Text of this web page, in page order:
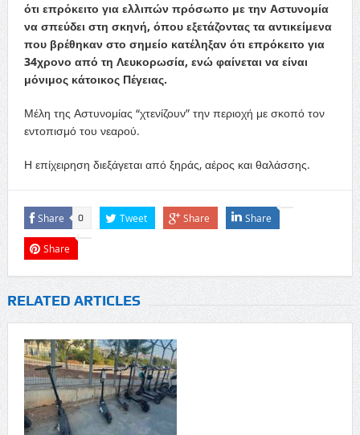
ότι επρόκειτο για ελλιπών πρόσωπο με την Αστυνομία
να σπεύδει στη σκηνή, όπου εξετάζοντας τα αντικείμενα
που βρέθηκαν στο σημείο κατέληξαν ότι επρόκειτο για
34χρονο από τη Λευκορωσία, ενώ φαίνεται να είναι
μόνιμος κάτοικος Πέγειας.
Μέλη της Αστυνομίας “χτενίζουν” την περιοχή με σκοπό τον
εντοπισμό του νεαρού.
Η επίχειρηση διεξάγεται από ξηράς, αέρος και θαλάσσης.
Share 0 Tweet Share Share
Share
RELATED ARTICLES